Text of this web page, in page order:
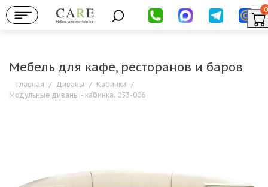
Мебель для ресторанов
0
Мебель для кафе, ресторанов и баров
Главная / Диваны / Кабинки /
Модульные диваны - кабинка. 053-006